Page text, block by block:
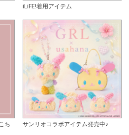
iLiFE!着用アイテム
ち
サンリオコラボアイテム発売中♪